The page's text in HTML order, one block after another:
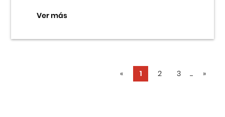
Ver más
« 1 2 3 ... »